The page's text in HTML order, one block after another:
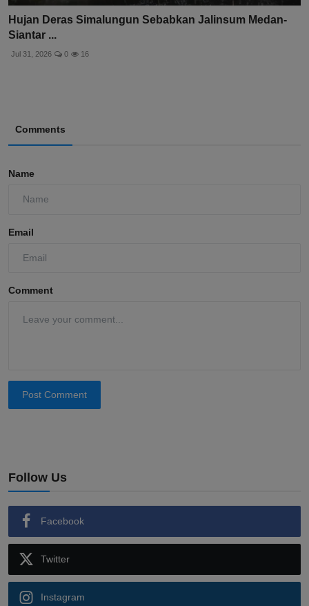
Hujan Deras Simalungun Sebabkan Jalinsum Medan-
Siantar ...
Jul 31, 2026 0 16
Comments
Name
Email
Comment
Post Comment
Follow Us
Facebook
Twitter
Instagram